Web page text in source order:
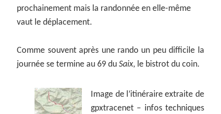
prochainement mais la randonnée en elle-même
vaut le déplacement.
Comme souvent après une rando un peu difficile la
journée se termine au 69 duSaix, le bistrot du coin.
Image de l’itinéraire extraite de
gpxtracenet – infos techniques